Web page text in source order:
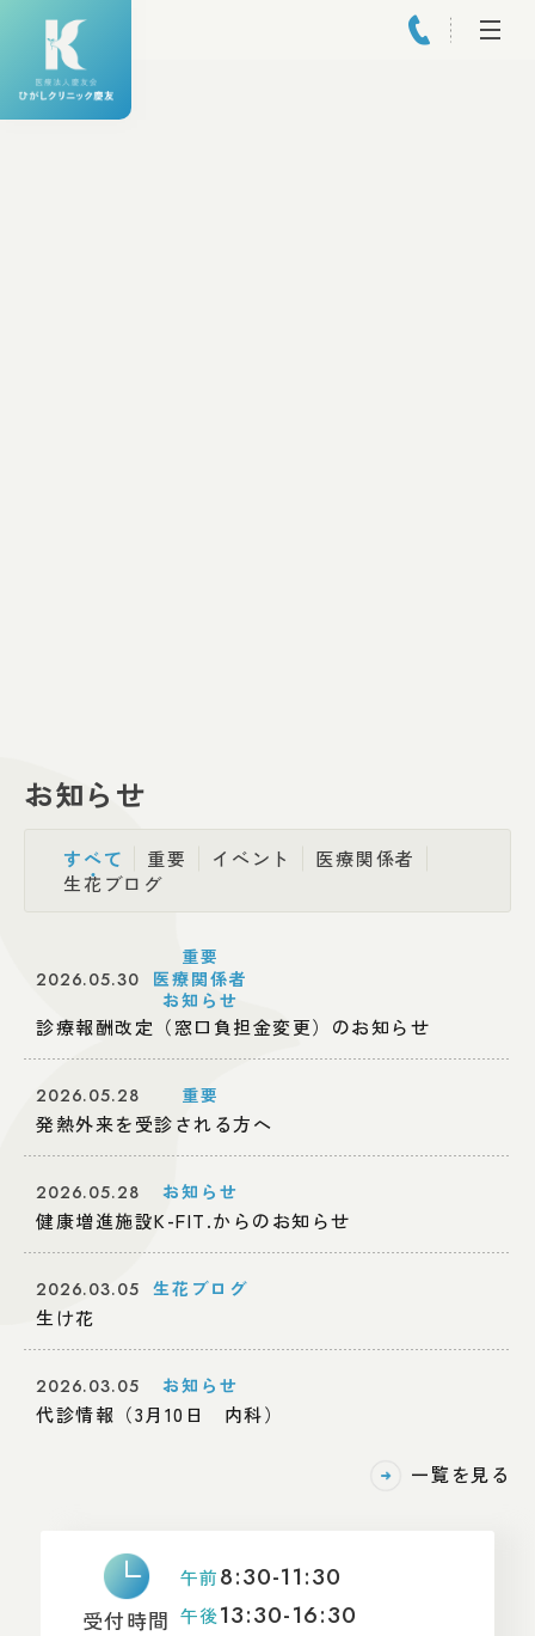
お知らせ
すべて 重要 イベント
医療関係者
生花ブログ
2026.05.30
重要
医療関係者
お知らせ
診療報酬改定（窓口負担金変更）のお知らせ
2026.05.28 重要
発熱外来を受診される方へ
2026.05.28 お知らせ
健康増進施設K-FIT.からのお知らせ
2026.03.05 生花ブログ
生け花
2026.03.05 お知らせ
代診情報（3月10日 内科）
一覧を見る
受付時間
午前8:30-11:30
午後13:30-16:30